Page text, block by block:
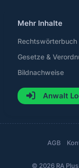
Mehr Inhalte
Rechtswörterbuch
Gesetze &
Bildnachweise
Anwalt
© 2026 RA
AGB